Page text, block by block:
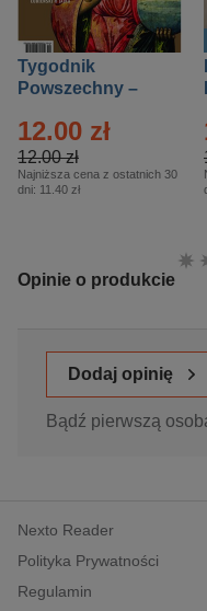
Tygodnik
Powszechny –
12.00 zł
12.00 zł
Najniższa cena z ostatnich 30
dni: 11.40 zł
Opinie o produkcie
Dodaj opinię
Bądź pierwszą
Nexto Reader
Polityka Prywatności
Regulamin